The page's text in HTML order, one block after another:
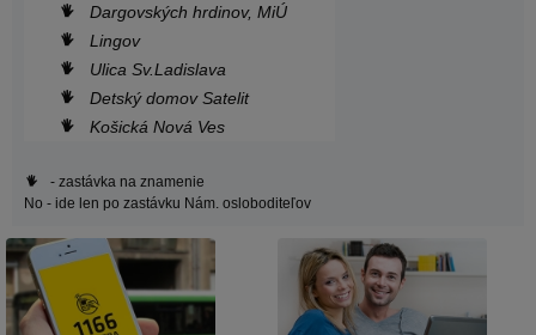
Dargovských hrdinov, MiÚ
Lingov
Ulica Sv.Ladislava
Detský domov Satelit
Košická Nová Ves
- zastávka na znamenie
No - ide len po zastávku Nám. osloboditeľov